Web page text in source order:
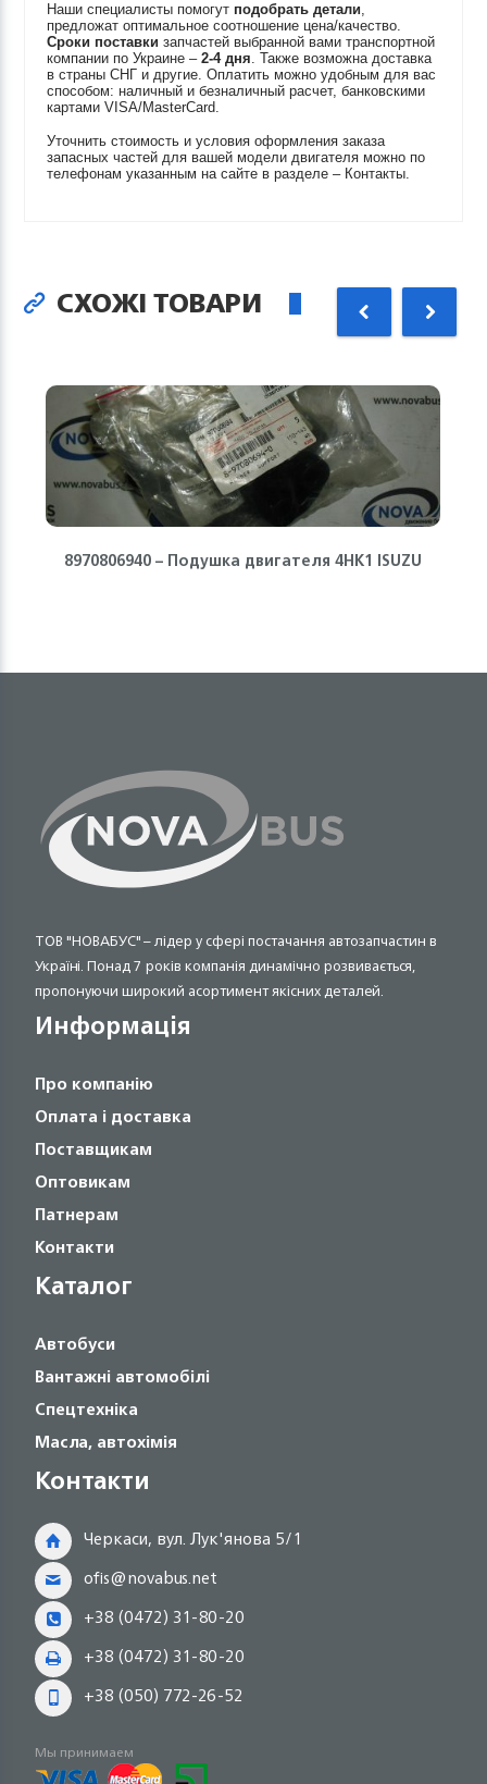
Наши специалисты помогут подобрать детали,
предложат оптимальное соотношение цена/качество.
Сроки поставки запчастей выбранной вами транспортной
компании по Украине –2-4 дня. Также возможна доставка
в страны СНГ и другие. Оплатить можно удобным для вас
способом: наличный и безналичный расчет, банковскими
картами VISA/MasterCard.
Уточнить стоимость и условия оформления заказа
запасных частей для вашей модели двигателя можно по
телефонам указанным на сайте в разделе – Контакты.
СХОЖІ ТОВАРИ
8970806940 – Подушка двигателя 4HK1 ISUZU
ТОВ "НОВАБУС" – лідер у сфері постачання автозапчастин в
Україні. Понад 7 років компанія динамічно розвивається,
пропонуючи широкий асортимент якісних деталей.
Информація
Про компанію
Оплата і доставка
Поставщикам
Оптовикам
Патнерам
Контакти
Каталог
Автобуси
Вантажні автомобілі
Спецтехніка
Масла, автохімія
Контакти
Черкаси, вул. Лук'янова 5/1
ofis@novabus.net
+38 (0472) 31-80-20
+38 (0472) 31-80-20
+38 (050) 772-26-52
Мы принимаем